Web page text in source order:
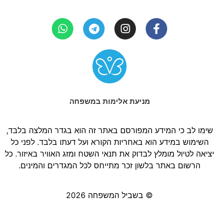
מניעת אלימות במשפחה
שימו לב כי המידע המפורסם באתר זה הוא בגדר המלצה בלבד,
השימוש במידע הוא באחריות הקורא ועל דעתו בלבד. לפני כל
יציאה לטיול מומלץ לבדוק את תנאי השטח ומזג האוויר באיזור. כל
הרשום באתר בלשון זכר מתייחס לכל המגדרים והמינים.
© בשביל המשפחה 2026